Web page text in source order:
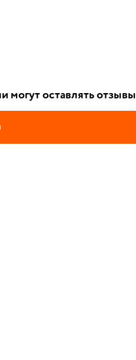
могут оставлять отзывы